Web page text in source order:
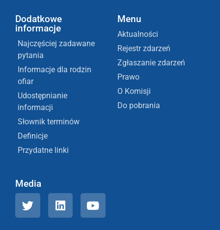
Dodatkowe
informacje
Najczęściej zadawane
pytania
Informacje dla rodzin
ofiar
Udostępnianie
informacji
Słownik terminów
Definicje
Przydatne linki
Menu
Aktualności
Rejestr zdarzeń
Zgłaszanie zdarzeń
Prawo
O Komisji
Do pobrania
Media